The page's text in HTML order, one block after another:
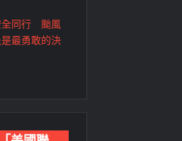
同行 颱風
最勇敢的決